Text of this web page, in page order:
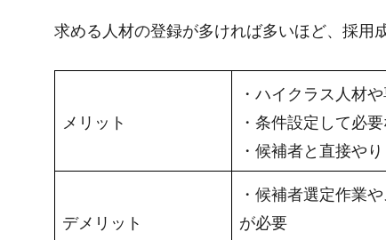
求める人材の登録が多ければ多いほど、採用
メリット
・ハイクラス人材
・条件設定して必
・候補者と直接や
デメリット
・候補者選定作業
が必要